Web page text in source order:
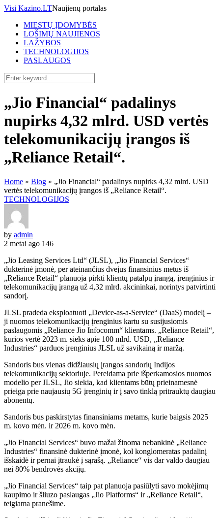
Visi Kazino.LTNaujienų portalas
MIESTŲ ĮDOMYBĖS
LOŠIMŲ NAUJIENOS
LAŽYBOS
TECHNOLOGIJOS
PASLAUGOS
„Jio Financial“ padalinys
nupirks 4,32 mlrd. USD vertės
telekomunikacijų įrangos iš
„Reliance Retail“.
Home » Blog » „Jio Financial“ padalinys nupirks 4,32 mlrd. USD
vertės telekomunikacijų įrangos iš „Reliance Retail“.
TECHNOLOGIJOS
by admin
2 metai ago 146
„Jio Leasing Services Ltd“ (JLSL), „Jio Financial Services“
dukterinė įmonė, per ateinančius dvejus finansinius metus iš
„Reliance Retail“ planuoja pirkti klientų patalpų įrangą, įrenginius ir
telekomunikacijų įrangą už 4,32 mlrd. akcininkai, norintys patvirtinti
sandorį.
JLSL pradeda eksploatuoti „Device-as-a-Service“ (DaaS) modelį –
ji nuomos telekomunikacijų įrenginius kartu su susijusiomis
paslaugomis „Reliance Jio Infocomm“ klientams. „Reliance Retail“,
kurios vertė 2023 m. sieks apie 100 mlrd. USD, „Reliance
Industries“ parduos įrenginius JLSL už savikainą ir maržą.
Sandoris bus vienas didžiausių įrangos sandorių Indijos
telekomunikacijų sektoriuje. Pereidama prie išperkamosios nuomos
modelio per JLSL, Jio siekia, kad klientams būtų prieinamesnė
prieiga prie naujausių 5G įrenginių ir į savo tinklą pritrauktų daugiau
abonentų.
Sandoris bus paskirstytas finansiniams metams, kurie baigsis 2025
m. kovo mėn. ir 2026 m. kovo mėn.
„Jio Financial Services“ buvo mažai žinoma nebankinė „Reliance
Industries“ finansinė dukterinė įmonė, kol konglomeratas padalinį
išskaidė ir pernai įtraukė į sąrašą. „Reliance“ vis dar valdo daugiau
nei 80% bendrovės akcijų.
„Jio Financial Services“ taip pat planuoja pasiūlyti savo mokėjimų
kaupimo ir šliuzo paslaugas „Jio Platforms“ ir „Reliance Retail“,
teigiama pranešime.